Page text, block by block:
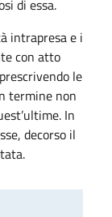
di essa.
intrapresa e i
con atto
le
termine non
In
decorso il